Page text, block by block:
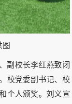
副校长李红燕致闭
校党委副书记、校
个人颁奖。刘义宣